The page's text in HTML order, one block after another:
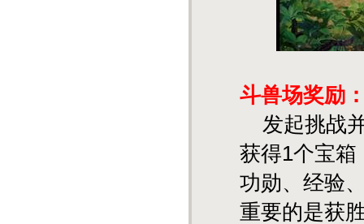
斗兽场奖励
发起挑战
获得1个宝
功勋、经验
重要的是获